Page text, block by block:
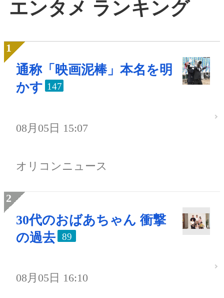
エンタメ ランキング
通称「映画泥棒」本名を明
かす 147
08月05日 15:07
オリコンニュース
30代のおばあちゃん 衝撃
の過去
89
08月05日 16:10